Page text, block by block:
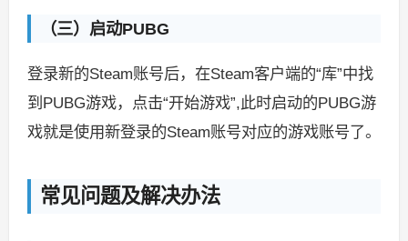
（三）启动PUBG
登录新的Steam账号后，在Steam客户端的“库”中找
到PUBG游戏，点击“开始游戏”,此时启动的PUBG游
戏就是使用新登录的Steam账号对应的游戏账号了。
常见问题及解决办法